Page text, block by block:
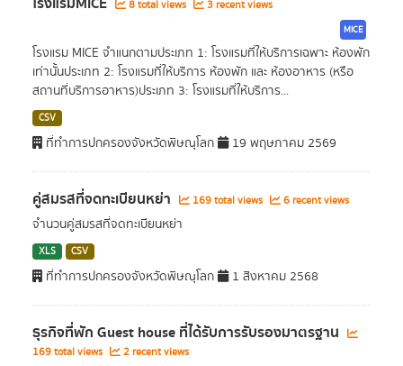
8 total views 3 recent views
MICE
โรงแรม MICE จำแนกตามประเภท 1: โรงแรมที่ให้บริการเฉพาะ ห้องพัก
เท่านั้นประเภท 2: โรงแรมที่ให้บริการ ห้องพัก และ ห้องอาหาร (หรือ
สถานที่บริการอาหาร)ประเภท 3: โรงแรมที่ให้บริการ...
CSV
ที่ทำการปกครองจังหวัดพิษณุโลก 19 พฤษภาคม 2569
คู่สมรสที่จดทะเบียนหย่า 169 total views 6 recent views
จำนวนคู่สมรสที่จดทะเบียนหย่า
XLS CSV
ที่ทำการปกครองจังหวัดพิษณุโลก 1 สิงหาคม 2568
ธุรกิจที่พัก Guest house ที่ได้รับการรับรองมาตรฐาน
169 total views 2 recent views